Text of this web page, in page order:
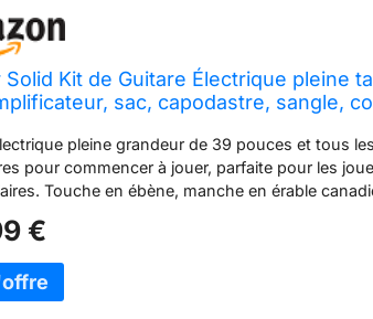
Solid Kit de Guitare Électrique pleine
sac, capodastre, sangle,
pleine grandeur de 39 pouces et tous
pour commencer à jouer, parfaite pour les
Touche en ébène, manche en érable
de volume et de tonalité. La guitare électrique
micro, d'un bouton de volume et de deux
20 frettes en laiton avec des marques de
le dessus de la touche. Livré avec un
€